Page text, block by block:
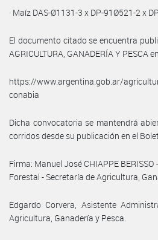
· Maíz DAS-Ø1131-3 x DP-91Ø521-2 x
El documento citado se encuentra
AGRICULTURA, GANADERÍA Y PESCA
https://www.argentina.gob.ar/
conabia
Dicha convocatoria se mantendrá
corridos desde su publicación en el
Firma: Manuel José CHIAPPE
Forestal - Secretaría de Agricultura,
Edgardo Corvera, Asistente
Agricultura, Ganadería y Pesca.